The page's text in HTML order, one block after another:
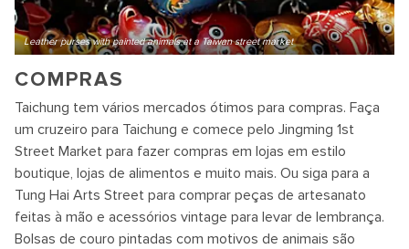
Leather purses with painted animals at a Taiwan street market
COMPRAS
Taichung tem vários mercados ótimos para compras. Faça
um cruzeiro para Taichung e comece pelo Jingming 1st
Street Market para fazer compras em lojas em estilo
boutique, lojas de alimentos e muito mais. Ou siga para a
Tung Hai Arts Street para comprar peças de artesanato
feitas à mão e acessórios vintage para levar de lembrança.
Bolsas de couro pintadas com motivos de animais são